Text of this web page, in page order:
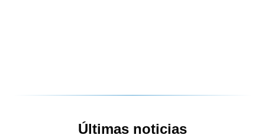
Últimas noticias